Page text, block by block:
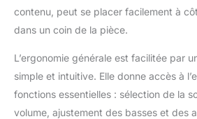
contenu, peut se placer facilement à
dans un coin de la pièce.
L’ergonomie générale est facilitée par
simple et intuitive. Elle donne accès à
fonctions essentielles : sélection de la
volume, ajustement des basses et des